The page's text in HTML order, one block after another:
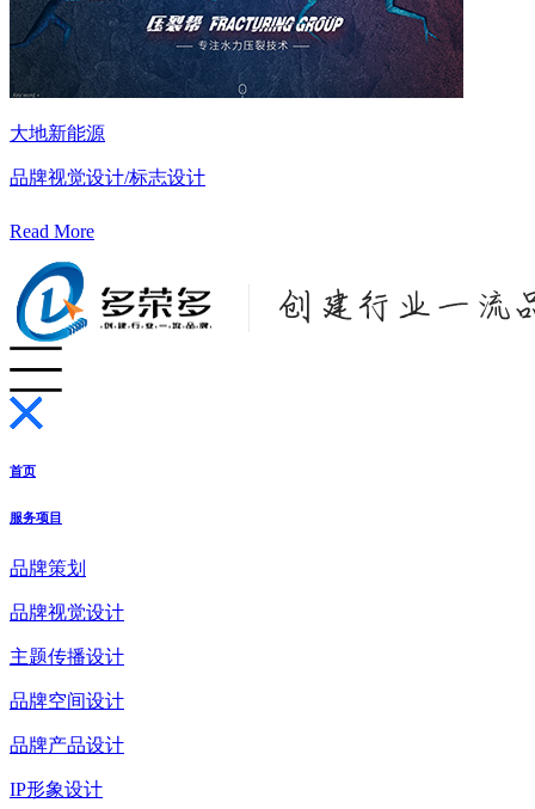
大地新能源
品牌视觉设计/标志设计
Read More
首页
服务项目
品牌策划
品牌视觉设计
主题传播设计
品牌空间设计
品牌产品设计
IP形象设计